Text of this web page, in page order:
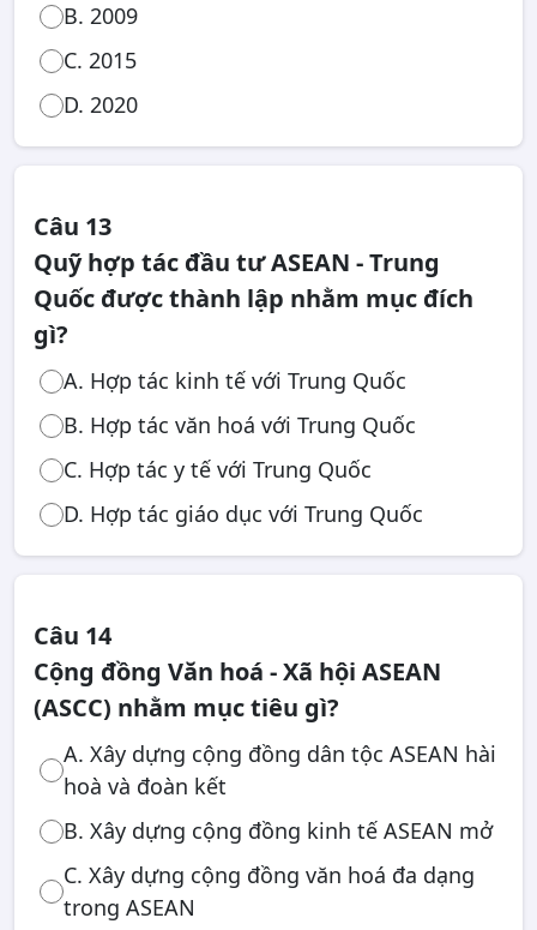
B. 2009
C. 2015
D. 2020
Câu 13
Quỹ hợp tác đầu tư ASEAN - Trung
Quốc được thành lập nhằm mục đích
gì?
A. Hợp tác kinh tế với Trung Quốc
B. Hợp tác văn hoá với Trung Quốc
C. Hợp tác y tế với Trung Quốc
D. Hợp tác giáo dục với Trung Quốc
Câu 14
Cộng đồng Văn hoá - Xã hội ASEAN
(ASCC) nhằm mục tiêu gì?
A. Xây dựng cộng đồng dân tộc ASEAN hài
hoà và đoàn kết
B. Xây dựng cộng đồng kinh tế ASEAN mở
C. Xây dựng cộng đồng văn hoá đa dạng
trong ASEAN